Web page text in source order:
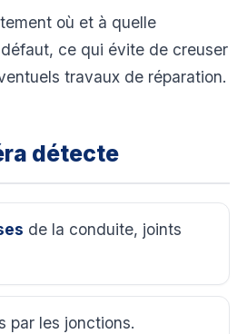
où et à quelle
ce qui évite de creuser
travaux de réparation.
détecte
de la conduite, joints
par les jonctions.